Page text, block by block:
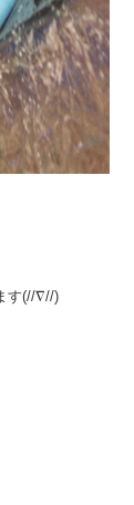
す(//∇//)